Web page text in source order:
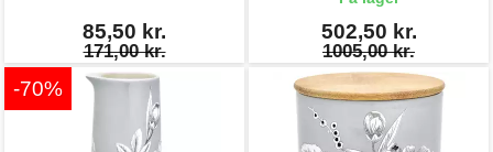
85,50 kr.
171,00 kr.
502,50 kr.
1005,00 kr.
-70%